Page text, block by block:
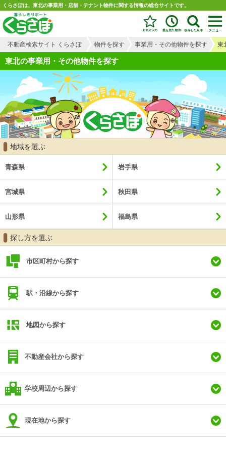
くらさぽは、東北の事業用・店舗・テナント物件に関する情報の総合サイトです。
不動産検索サイト くらさぽ 物件を探す 事業用・その他物件を探す 東
東北の事業用・その他物件を探す
地域を選ぶ
青森県 岩手県
宮城県 秋田県
山形県 福島県
探し方を選ぶ
市区町村から探す
駅・沿線から探す
地図から探す
不動産会社から探す
学校周辺から探す
現在地から探す